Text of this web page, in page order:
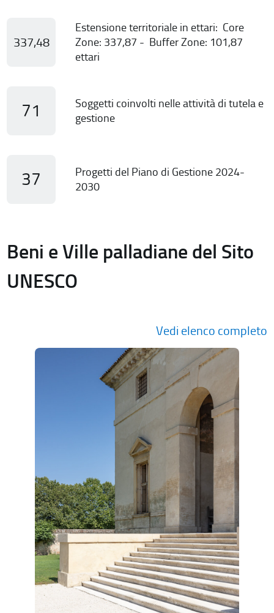
337,48
Estensione territoriale in ettari: Core
Zone: 337,87 - Buffer Zone: 101,87
ettari
71
Soggetti coinvolti nelle attività di tutela e
gestione
37
Progetti del Piano di Gestione 2024-
2030
Beni e Ville palladiane del Sito
UNESCO
Vedi elenco completo